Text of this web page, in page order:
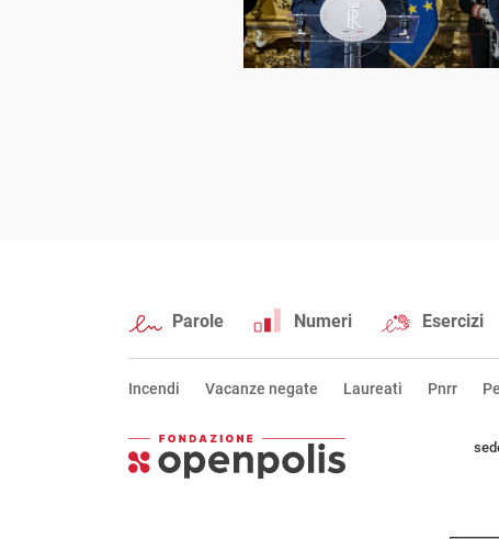
Parole Numeri Esercizi
Incendi Vacanze negate Laureati Pnrr